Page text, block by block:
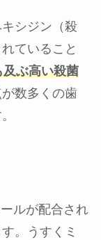
シジン（殺
ていること
ぶ高い殺菌
数多くの歯
ルが配合され
。うすくミ